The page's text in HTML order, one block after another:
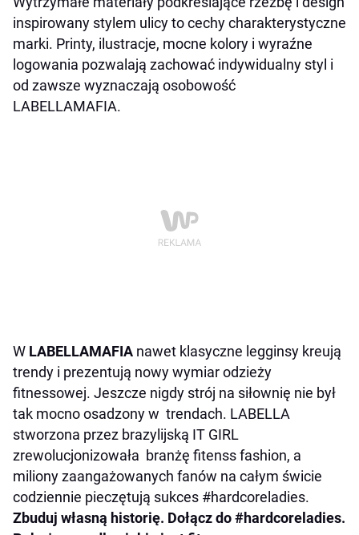
inspirowany stylem ulicy to cechy charakterystyczne
marki. Printy, ilustracje, mocne kolory i wyraźne
logowania pozwalają zachować indywidualny styl i
od zawsze wyznaczają osobowość
LABELLAMAFIA.
W LABELLAMAFIA nawet klasyczne legginsy kreują
trendy i prezentują nowy wymiar odzieży
fitnessowej. Jeszcze nigdy strój na siłownię nie był
tak mocno osadzony w trendach. LABELLA
stworzona przez brazylijską IT GIRL
zrewolucjonizowała branżę fitenss fashion, a
miliony zaangażowanych fanów na całym świcie
codziennie pieczętują sukces #hardcoreladies.
Zbuduj własną historię. Dołącz do #hardcoreladies.